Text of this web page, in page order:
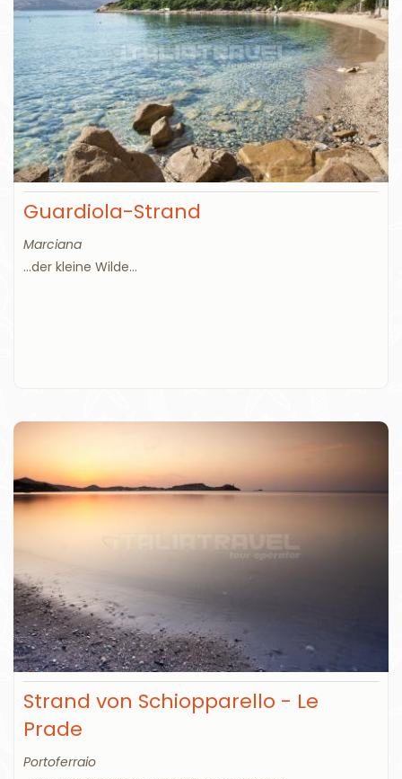
Guardiola-Strand
Marciana
...der kleine Wilde...
Strand von Schiopparello - Le
Prade
Portoferraio